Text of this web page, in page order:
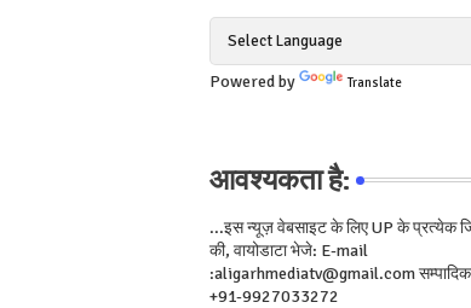
Powered by Translate
आवश्यकता है:
...इस न्यूज़ वेबसाइट के लिए UP के प्रत्येक
की, वायोडाटा भेजे: E-mail
:aligarhmediatv@gmail.com
+91-9927033272